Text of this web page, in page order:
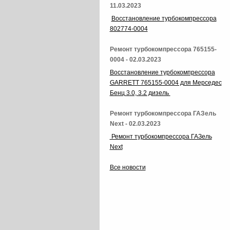
11.03.2023
Восстановление турбокомпрессора
802774-0004
Ремонт турбокомпрессора 765155-
0004 - 02.03.2023
Восстановление турбокомпрессора
GARRETT 765155-0004 для Мерседес
Бенц 3.0, 3.2 дизель
Ремонт турбокомпрессора ГАЗель
Next - 02.03.2023
Ремонт турбокомпрессора ГАЗель
Next
Все новости